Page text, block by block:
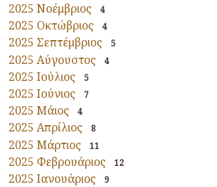
2025 Νοέμβριος 4
2025 Οκτώβριος 4
2025 Σεπτέμβριος 5
2025 Αύγουστος 4
2025 Ιούλιος 5
2025 Ιούνιος 7
2025 Μάιος 4
2025 Απρίλιος 8
2025 Μάρτιος 11
2025 Φεβρουάριος 12
2025 Ιανουάριος 9